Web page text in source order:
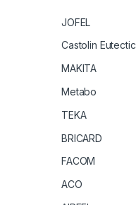
JOFEL
Castolin Eutectic
MAKITA
Metabo
TEKA
BRICARD
FACOM
ACO